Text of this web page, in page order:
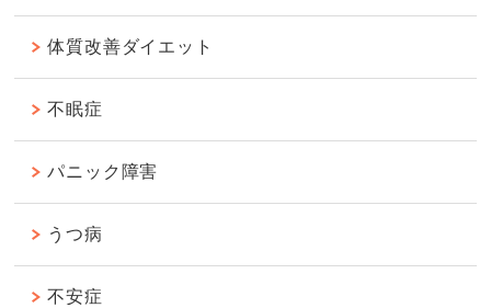
体質改善ダイエット
不眠症
パニック障害
うつ病
不安症